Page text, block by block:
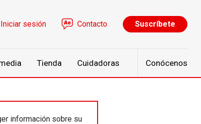
cuenta de usuario
Iniciar sesión Contacto Suscríbete
Tienda Cuidadoras Conócenos
información sobre su